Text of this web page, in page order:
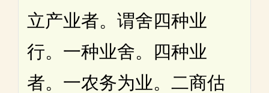
立产业者。谓舍四种业
行。一种业舍。四种业
者。一农务为业。二商估